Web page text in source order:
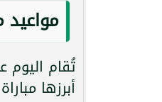
مواعيد
أبرزها